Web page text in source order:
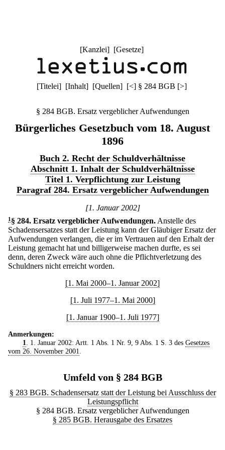
[Kanzlei] [Gesetze]
[Titelei] [Inhalt] [Quellen] [<] § 284 BGB [>]
§ 284 BGB. Ersatz vergeblicher Aufwendungen
Bürgerliches Gesetzbuch vom 18. August
1896
Buch 2. Recht der Schuldverhältnisse
Abschnitt 1. Inhalt der Schuldverhältnisse
Titel 1. Verpflichtung zur Leistung
Paragraf 284. Ersatz vergeblicher Aufwendungen
[1. Januar 2002]
1 § 284. Ersatz vergeblicher Aufwendungen. Anstelle des
Schadensersatzes statt der Leistung kann der Gläubiger Ersatz der
Aufwendungen verlangen, die er im Vertrauen auf den Erhalt der
Leistung gemacht hat und billigerweise machen durfte, es sei
denn, deren Zweck wäre auch ohne die Pflichtverletzung des
Schuldners nicht erreicht worden.
[1. Mai 2000–1. Januar 2002]
[1. Juli 1977–1. Mai 2000]
[1. Januar 1900–1. Juli 1977]
Anmerkungen:
1
. 1. Januar 2002: Artt. 1 Abs. 1 Nr. 9, 9 Abs. 1 S. 3 des Gesetzes
vom 26. November 2001
Umfeld von § 284 BGB
§ 283 BGB. Schadensersatz statt der Leistung bei Ausschluss der
Leistungspflicht
§ 284 BGB. Ersatz vergeblicher Aufwendungen
§ 285 BGB. Herausgabe des Ersatzes